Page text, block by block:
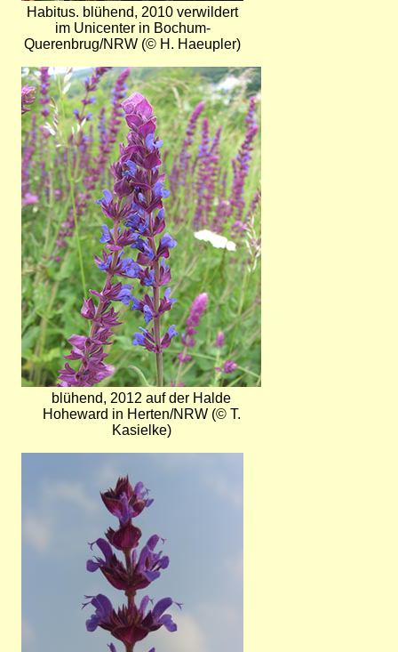
Habitus. blühend, 2010 verwildert
im Unicenter in Bochum-
Querenbrug/NRW (© H. Haeupler)
Bild
blühend, 2012 auf der Halde
Hoheward in Herten/NRW (© T.
Kasielke)